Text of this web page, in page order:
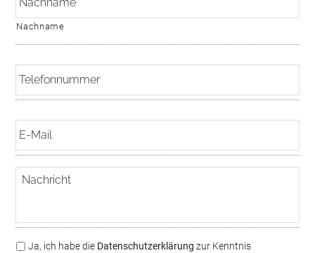
Nachname
T
e
e
f
o
r
*
E
-
a
N
r
iD Ja, ich habe die Datenschutzerklärung zur Kenntnis